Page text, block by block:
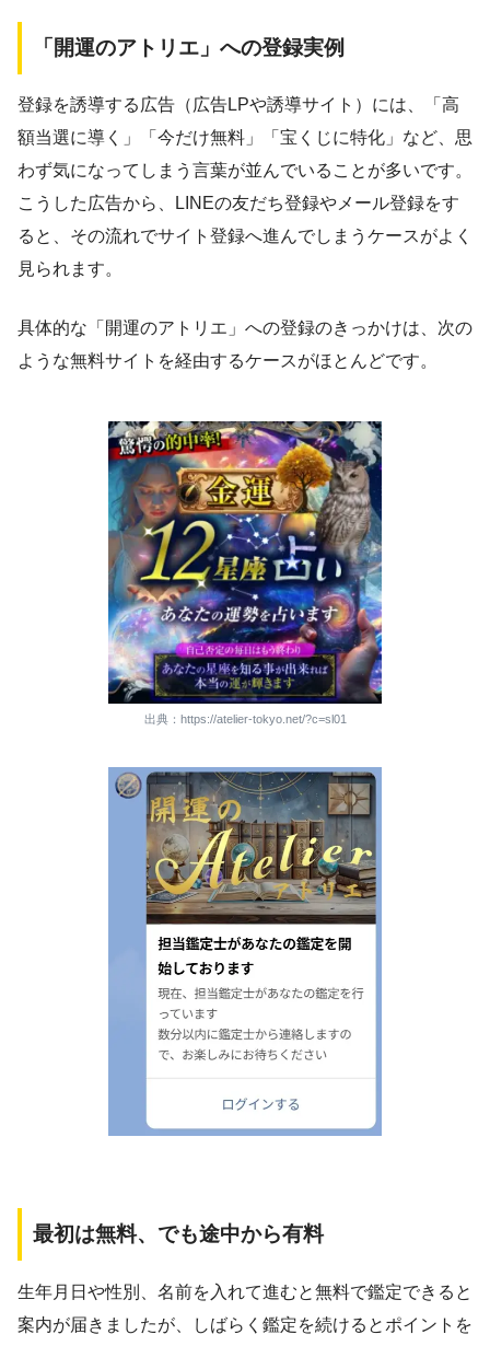
「開運のアトリエ」への登録実例
登録を誘導する広告（広告LPや誘導サイト）には、「高
額当選に導く」「今だけ無料」「宝くじに特化」など、思
わず気になってしまう言葉が並んでいることが多いです。
こうした広告から、LINEの友だち登録やメール登録をす
ると、その流れでサイト登録へ進んでしまうケースがよく
見られます。
具体的な「開運のアトリエ」への登録のきっかけは、次の
ような無料サイトを経由するケースがほとんどです。
出典：https://atelier-tokyo.net/?c=sl01
最初は無料、でも途中から有料
生年月日や性別、名前を入れて進むと無料で鑑定できると
案内が届きましたが、しばらく鑑定を続けるとポイントを